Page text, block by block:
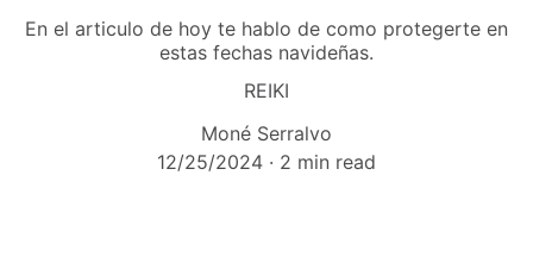
En el articulo de hoy te hablo de como protegerte en
estas fechas navideñas.
REIKI
Moné Serralvo
12/25/2024
2 min read